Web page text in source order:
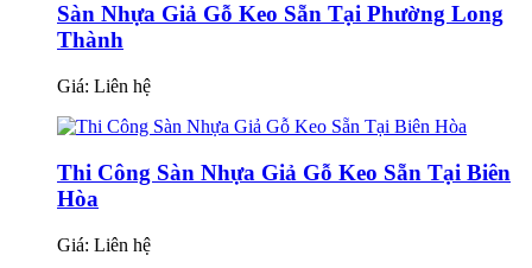
Sàn Nhựa Giả Gỗ Keo Sẵn Tại Phường Long
Thành
Giá: Liên hệ
Thi Công Sàn Nhựa Giả Gỗ Keo Sẵn Tại Biên
Hòa
Giá: Liên hệ